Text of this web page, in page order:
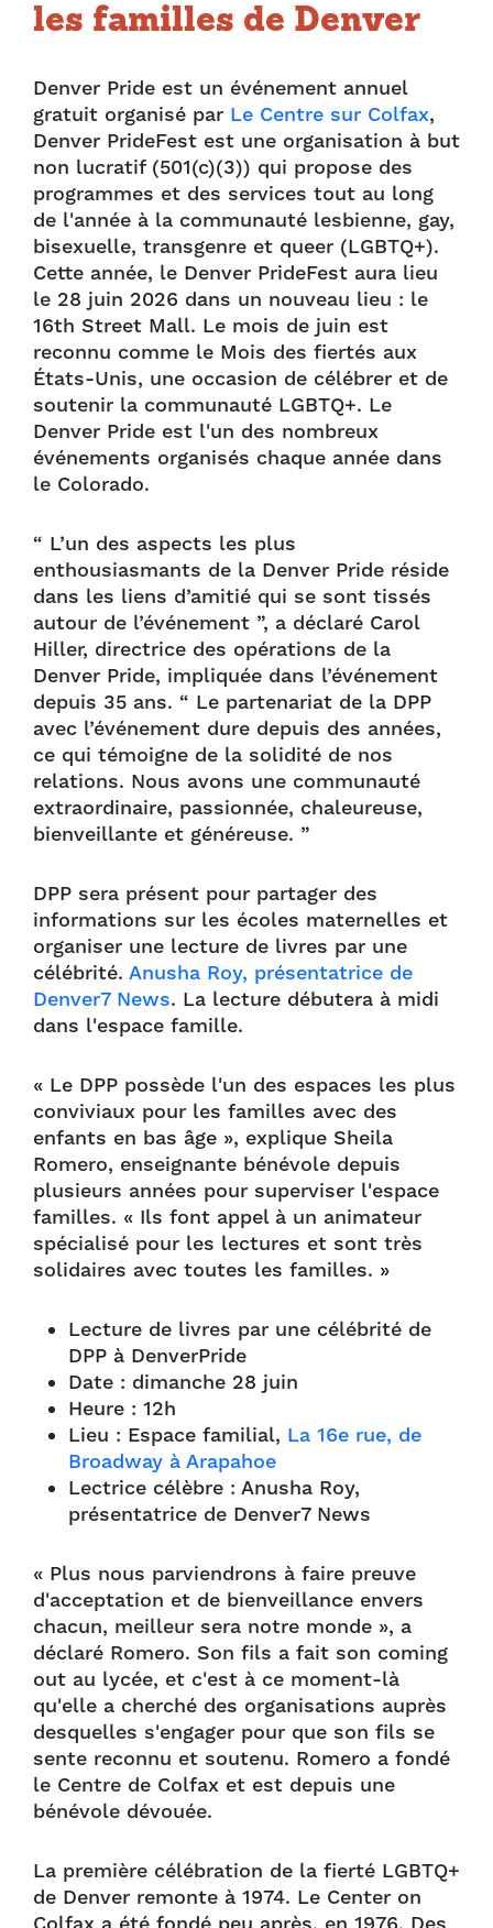
les familles de Denver
Denver Pride est un événement annuel
gratuit organisé par Le Centre sur Colfax,
Denver PrideFest est une organisation à but
non lucratif (501(c)(3)) qui propose des
programmes et des services tout au long
de l'année à la communauté lesbienne, gay,
bisexuelle, transgenre et queer (LGBTQ+).
Cette année, le Denver PrideFest aura lieu
le 28 juin 2026 dans un nouveau lieu : le
16th Street Mall. Le mois de juin est
reconnu comme le Mois des fiertés aux
États-Unis, une occasion de célébrer et de
soutenir la communauté LGBTQ+. Le
Denver Pride est l'un des nombreux
événements organisés chaque année dans
le Colorado.
“ L’un des aspects les plus
enthousiasmants de la Denver Pride réside
dans les liens d’amitié qui se sont tissés
autour de l’événement ”, a déclaré Carol
Hiller, directrice des opérations de la
Denver Pride, impliquée dans l’événement
depuis 35 ans. “ Le partenariat de la DPP
avec l’événement dure depuis des années,
ce qui témoigne de la solidité de nos
relations. Nous avons une communauté
extraordinaire, passionnée, chaleureuse,
bienveillante et généreuse. ”
DPP sera présent pour partager des
informations sur les écoles maternelles et
organiser une lecture de livres par une
célébrité. Anusha Roy, présentatrice de
Denver7 News. La lecture débutera à midi
dans l'espace famille.
« Le DPP possède l'un des espaces les plus
conviviaux pour les familles avec des
enfants en bas âge », explique Sheila
Romero, enseignante bénévole depuis
plusieurs années pour superviser l'espace
familles. « Ils font appel à un animateur
spécialisé pour les lectures et sont très
solidaires avec toutes les familles. »
Lecture de livres par une célébrité de
DPP à DenverPride
Date : dimanche 28 juin
Heure : 12h
Lieu : Espace familial, La 16e rue, de
Broadway à Arapahoe
Lectrice célèbre : Anusha Roy,
présentatrice de Denver7 News
« Plus nous parviendrons à faire preuve
d'acceptation et de bienveillance envers
chacun, meilleur sera notre monde », a
déclaré Romero. Son fils a fait son coming
out au lycée, et c'est à ce moment-là
qu'elle a cherché des organisations auprès
desquelles s'engager pour que son fils se
sente reconnu et soutenu. Romero a fondé
le Centre de Colfax et est depuis une
bénévole dévouée.
La première célébration de la fierté LGBTQ+
de Denver remonte à 1974. Le Center on